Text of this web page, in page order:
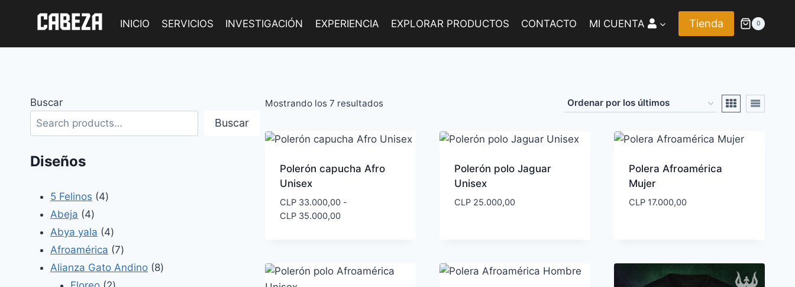
INICIO SERVICIOS INVESTIGACIÓN EXPERIENCIA EXPLORAR PRODUCTOS CONTACTO MI CUENTA Tienda 0
Mostrando los 7 resultadosOrdenado
los
Polerón capucha Afro
Unisex
CLP33.000,00 -
CLP35.000,00Rango
CLP 33.000,00
Polerón polo Jaguar
Unisex
CLP25.000,00
Polera Afroamérica
Mujer
CLP17.000,00
Buscar
Buscar
Diseños
5 Felinos 44
Abeja 44
productos
Abya yala 44
productos
Afroamérica 77
productos
Alianza Gato Andino 88
2